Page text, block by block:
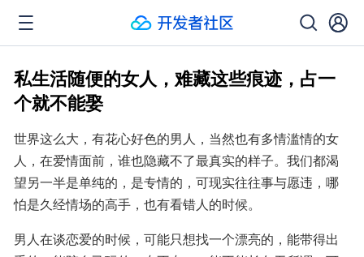
私生活随便的女人，难藏这些痕迹，占一
个就不能娶
世界这么大，有花心好色的男人，当然也有多情滥情的女
人，在爱情面前，谁也隐藏不了最真实的样子。我们都渴
望另一半是单纯的，是专情的，可现实往往事与愿违，哪
怕是久经情场的高手，也有看错人的时候。
男人在谈恋爱的时候，可能只想找一个漂亮的，能带得出